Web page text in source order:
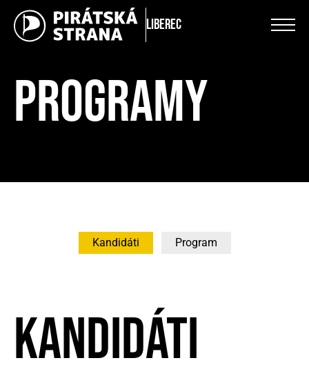
Liberec
PROGRAMY
Kandidáti Program
KANDIDÁTI